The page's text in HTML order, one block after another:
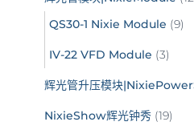
QS30-1 Nixie Module (9)
IV-22 VFD Module (3)
辉光管升压模块
NixieShow辉光钟秀 (19)